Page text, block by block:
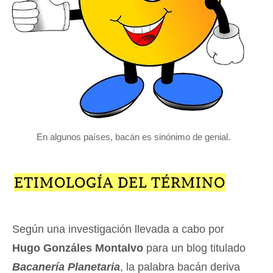
En algunos países, bacán es sinónimo de genial.
ETIMOLOGÍA DEL TÉRMINO
Según una investigación llevada a cabo por
Hugo Gonzáles Montalvo para un blog titulado
Bacanería Planetaria, la palabra bacán deriva